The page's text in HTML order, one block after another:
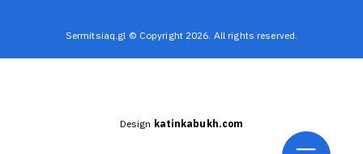
Sermitsiaq.gl © Copyright 2026. All rights reserved.
Design katinkabukh.com